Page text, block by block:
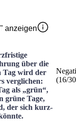
anzeigen
über die
Tag wird der
verglichen:
als „grün“,
grüne Tage,
der sich kurz-
(16/